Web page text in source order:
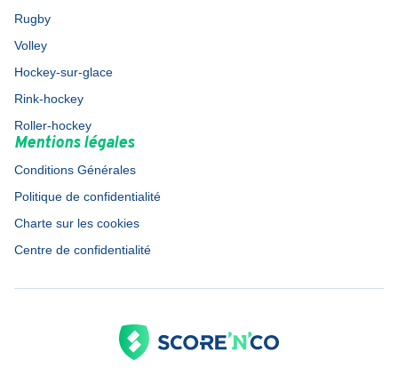
Rugby
Volley
Hockey-sur-glace
Rink-hockey
Roller-hockey
Mentions légales
Conditions Générales
Politique de confidentialité
Charte sur les cookies
Centre de confidentialité